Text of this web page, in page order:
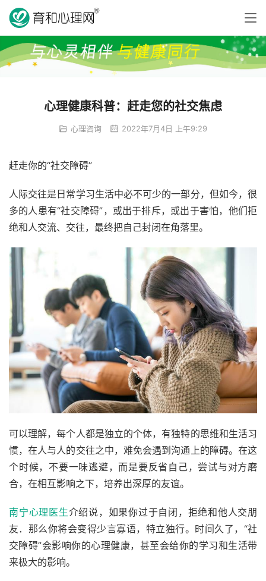
心理健康科普：赶走您的社交焦虑
心理咨询 2022年7月4日 上午9:29
赶走你的“社交障碍”
人际交往是日常学习生活中必不可少的一部分，但如今，很
多的人患有“社交障碍”，或出于排斥，或出于害怕，他们拒
绝和人交流、交往，最终把自己封闭在角落里。
可以理解，每个人都是独立的个体，有独特的思维和生活习
惯，在人与人的交往之中，难免会遇到沟通上的障碍。在这
个时候，不要一味逃避，而是要反省自己，尝试与对方磨
合，在相互影响之下，培养出深厚的友谊。
南宁心理医生介绍说，如果你过于自闭，拒绝和他人交朋
友．那么你将会变得少言寡语，特立独行。时间久了，“社
交障碍”会影响你的心理健康，甚至会给你的学习和生活带
来极大的影响。